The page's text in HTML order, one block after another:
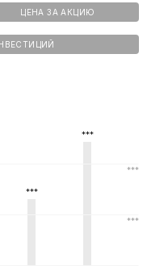
ЦЕНА ЗА АКЦИЮ